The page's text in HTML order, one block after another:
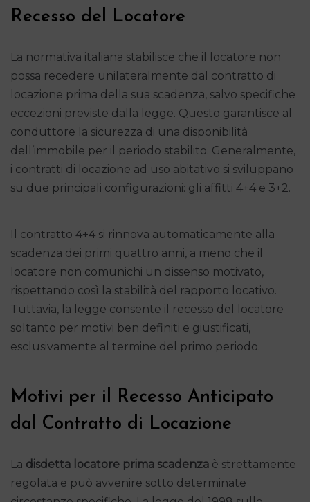
Recesso del Locatore
La normativa italiana stabilisce che il locatore non
possa recedere unilateralmente dal contratto di
locazione prima della sua scadenza, salvo specifiche
eccezioni previste dalla legge. Questo garantisce al
conduttore la sicurezza di una disponibilità
dell’immobile per il periodo stabilito. Generalmente,
i contratti di locazione ad uso abitativo si sviluppano
su due principali configurazioni: gli affitti 4+4 e 3+2.
Il contratto 4+4 si rinnova automaticamente alla
scadenza dei primi quattro anni, a meno che il
locatore non comunichi un dissenso motivato,
rispettando così la stabilità del rapporto locativo.
Tuttavia, la legge consente il recesso del locatore
soltanto per motivi ben definiti e giustificati,
esclusivamente al termine del primo periodo.
Motivi per il Recesso Anticipato
dal Contratto di Locazione
La disdetta locatore prima scadenza è strettamente
regolata e può avvenire sotto determinate